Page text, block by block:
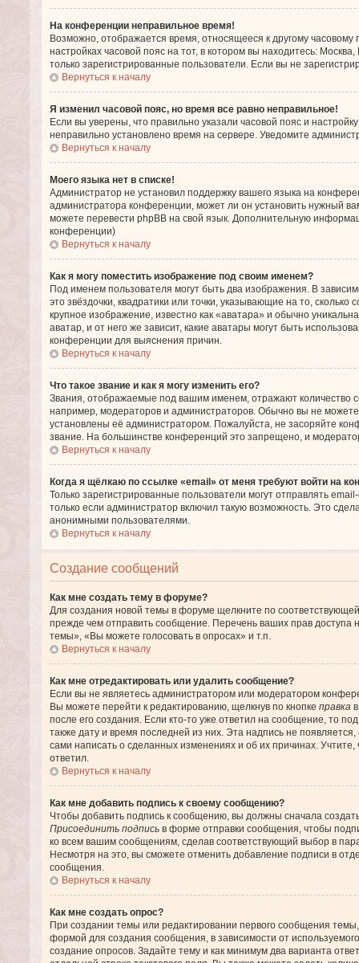
На конференции неправильное время!
Возможно, отображается время, относящееся к другому часовому
настройках часовой пояс на тот, в котором вы находитесь:
только зарегистрированные пользователи. Если вы не
Вернуться к началу
Я изменил часовой пояс, но время все равно неправильное!
Если вы уверены, что правильно указали часовой пояс и
неправильно установлено время на сервере. Уведомите
Вернуться к началу
Моего языка нет в списке!
Администратор не установил поддержку вашего языка на
администратора конференции, может ли он установить нужный
можете перевести phpBB на свой язык. Дополнительную
конференции)
Вернуться к началу
Как я могу поместить изображение под своим именем?
Под именем пользователя могут быть два изображения. В
это звёздочки, квадратики или точки, указывающие на то,
крупное изображение, известно как «аватара» и обычно
аватар, и от него же зависит, какие аватары могут быть
конференции для выяснения причин.
Вернуться к началу
Что такое звание и как я могу изменить его?
Звания, отображаемые под вашим именем, отражают
например, модераторов и администраторов. Обычно вы не
установлены её администратором. Пожалуйста, не засоряйте
звание. На большинстве конференций это запрещено, и
Вернуться к началу
Когда я щёлкаю по ссылке «email» от меня требуют войти на
Только зарегистрированные пользователи могут отправлять
только если администратор включил такую возможность. Это
анонимными пользователями.
Вернуться к началу
Создание сообщений
Как мне создать тему в форуме?
Для создания новой темы в форуме щелкните по
прежде чем отправить сообщение. Перечень ваших прав
темы», «Вы можете голосовать в опросах» и т.п.
Вернуться к началу
Как мне отредактировать или удалить сообщение?
Если вы не являетесь администратором или модератором
Вы можете перейти к редактированию, щелкнув по кнопке правка
после его создания. Если кто-то уже ответил на сообщение, то
также дату и время последней из них. Эта надпись не
сами написать о сделанных изменениях и об их причинах.
ответил.
Вернуться к началу
Как мне добавить подпись к своему сообщению?
Чтобы добавить подпись к сообщению, вы должны сначала
Присоединить подпись в форме отправки сообщения, чтобы
ко всем вашим сообщениям, сделав соответствующий выбор в
Несмотря на это, вы сможете отменить добавление подписи в
сообщения.
Вернуться к началу
Как мне создать опрос?
При создании темы или редактировании первого сообщения
формой для создания сообщения, в зависимости от
создание опросов. Задайте тему и как минимум два варианта